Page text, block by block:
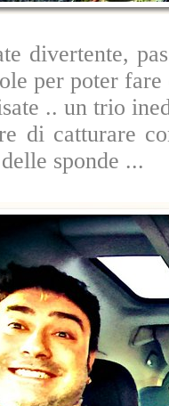
divertente,
per poter
.. un trio
di catturare
sponde ...